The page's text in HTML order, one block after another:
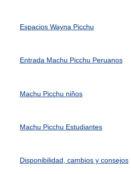
Espacios Wayna Picchu
Entrada Machu Picchu Peruanos
Machu Picchu niños
Machu Picchu Estudiantes
Disponibilidad, cambios y consejos